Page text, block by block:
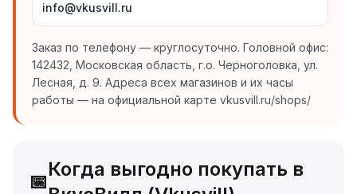
info@vkusvill.ru
Заказ по телефону — круглосуточно. Головной офис:
142432, Московская область, г.о. Черноголовка, ул.
Лесная, д. 9. Адреса всех магазинов и их часы
работы — на официальной карте vkusvill.ru/shops/
📅
Когда выгодно покупать в